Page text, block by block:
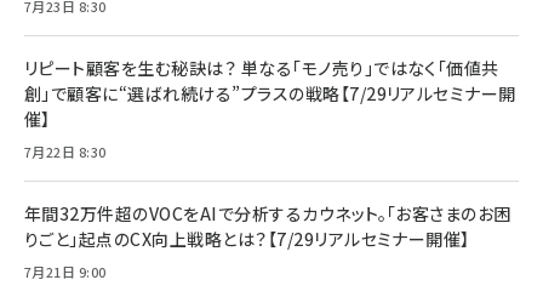
7月23日 8:30
リピート顧客を生む秘訣は？ 単なる「モノ売り」ではなく「価値共
創」で顧客に“選ばれ続ける”プラスの戦略【7/29リアルセミナー開
催】
7月22日 8:30
年間32万件超のVOCをAIで分析するカウネット。「お客さまのお困
りごと」起点のCX向上戦略とは？【7/29リアルセミナー開催】
7月21日 9:00